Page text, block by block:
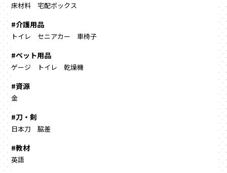
床材料 宅配ボックス
#介護用品
トイレ セニアカー 車椅子
#ペット用品
ゲージ トイレ 乾燥機
#資源
金
#刀・剣
日本刀 脇差
#教材
英語